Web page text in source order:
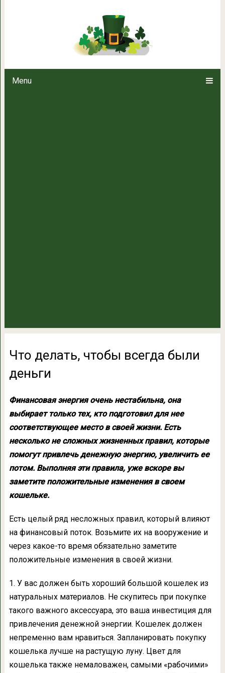
Menu
Что делать, чтобы
Что делать, чтобы всегда были
деньги
Финансовая энергия очень нестабильна, она
выбирает только тех, кто подготовил для нее
соответствующее место в своей жизни. Есть
несколько не сложных жизненных правил, которые
помогут привлечь денежную энергию, увеличить ее
потом. Выполняя эти правила, уже вскоре вы
заметите положительные изменения в своем
кошельке.
Есть целый ряд несложных правил, который влияют
на финансовый поток. Возьмите их на вооружение и
через какое-то время обязательно заметите
положительные изменения в своей жизни.
1. У вас должен быть хороший большой кошелек из
натуральных материалов. Не скупитесь при покупке
такого важного аксессуара, это ваша инвестиция для
привлечения денежной энергии. Кошелек должен
непременно вам нравиться. Запланировать покупку
кошелька лучше на растущую луну. Цвет для
кошелька также немаловажен, самыми «рабочими»